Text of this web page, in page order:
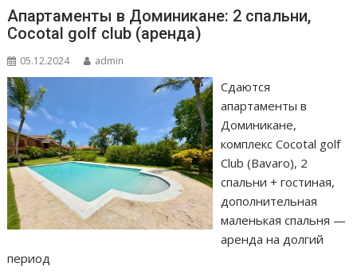
Апартаменты в Доминикане: 2 спальни,
Cocotal golf club (аренда)
05.12.2024 admin
Сдаются
апартаменты в
Доминикане,
комплекс Сocotal golf
Club (Bavaro), 2
спальни + гостиная,
дополнительная
маленькая спальня —
аренда на долгий
период